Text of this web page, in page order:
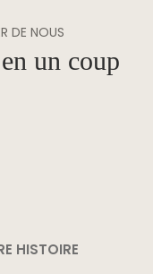
DE NOUS
un coup
HISTOIRE